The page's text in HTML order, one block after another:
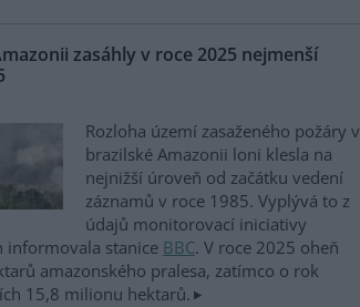
zasáhly v roce 2025 nejmenší
Rozloha území zasaženého požáry v
brazilské Amazonii loni klesla na
nejnižší úroveň od začátku vedení
záznamů v roce 1985. Vyplývá to z
údajů monitorovací iniciativy
informovala stanice BBC. V roce 2025 oheň
amazonského pralesa, zatímco o rok
15,8 milionu hektarů.